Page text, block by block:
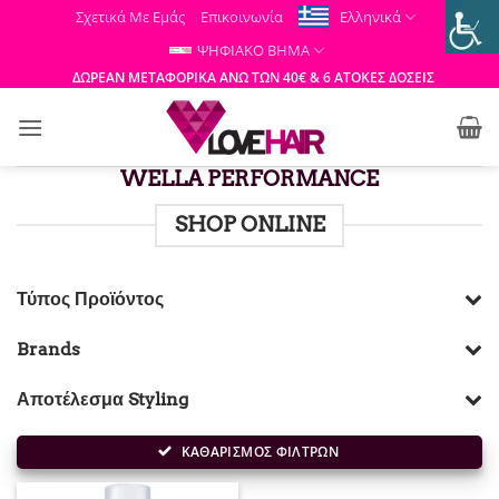
Μετάβαση
περιεχόμενο
Σχετικά Με Εμάς Επικοινωνία
Ελληνικά
ΨΗΦΙΑΚΟ ΒΗΜΑ
ΔΩΡΕΑΝ ΜΕΤΑΦΟΡΙΚΑ ΑΝΩ ΤΩΝ 40€ & 6 ΑΤΟΚΕΣ ΔΟΣΕΙΣ
WELLA PERFORMANCE
SHOP ONLINE
Τύπος Προϊόντος
Brands
Αποτέλεσμα Styling
ΚΑΘΑΡΙΣΜΟΣ ΦΙΛΤΡΩΝ